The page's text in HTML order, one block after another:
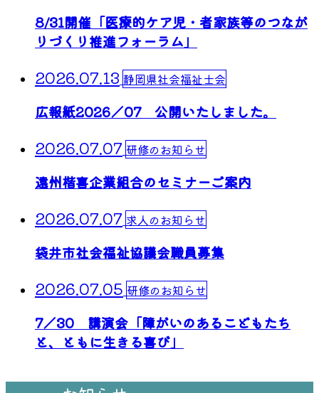
8/31開催「医療的ケア児・者家族等のつなが
りづくり推進フォーラム」
2026.07.13 静岡県社会福祉士会
広報紙2026／07 公開いたしました。
2026.07.07 研修のお知らせ
遠州楷喜企業組合のセミナーご案内
2026.07.07 求人のお知らせ
袋井市社会福祉協議会職員募集
2026.07.05 研修のお知らせ
7／30 講演会「障がいのあるこどもたち
と、ともに生きる喜び」